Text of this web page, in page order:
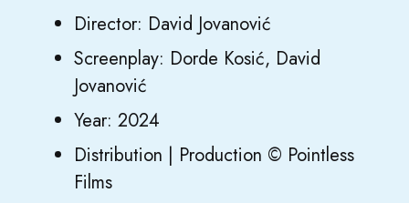
Director: David Jovanović
Screenplay: Dorde Kosić, David
Jovanović
Year: 2024
Distribution | Production © Pointless
Films